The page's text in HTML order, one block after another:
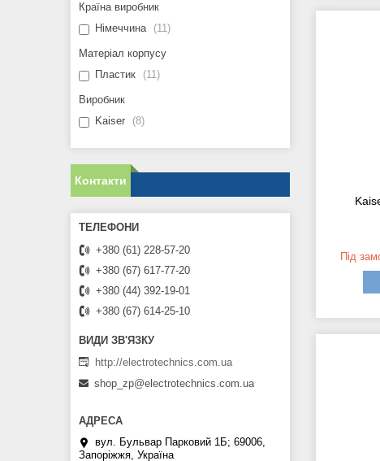
Під
Країна виробник
Німеччина
11
Матеріал корпусу
Пластик
11
Виробник
Kaiser
8
Контакти
+380 (61) 228-57-20
+380 (67) 617-77-20
+380 (44) 392-19-01
+380 (67) 614-25-10
http://electrotechnics.com.ua
shop_zp@electrotechnics.com.ua
вул. Бульвар Парковий 1Б; 69006,
Запоріжжя, Україна